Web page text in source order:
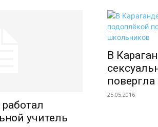
учитель
В
25.05.2016